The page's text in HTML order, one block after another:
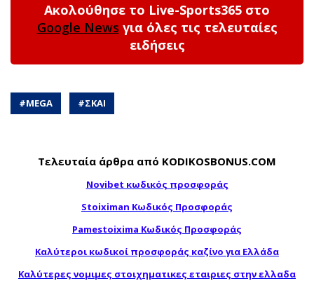
Ακολούθησε το Live-Sports365 στο
Google News για όλες τις τελευταίες
ειδήσεις
#MEGA #ΣΚΑΙ
Τελευταία άρθρα από KODIKOSBONUS.COM
Novibet κωδικός προσφοράς
Stoiximan Κωδικός Προσφοράς
Pamestoixima Κωδικός Προσφοράς
Καλύτεροι κωδικοί προσφοράς καζίνο για Ελλάδα
Καλύτερες νομιμες στοιχηματικες εταιριες στην ελλαδα